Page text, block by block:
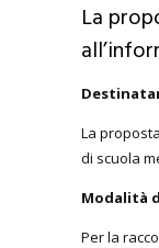
La
La
di scuola
Modalità
Per la